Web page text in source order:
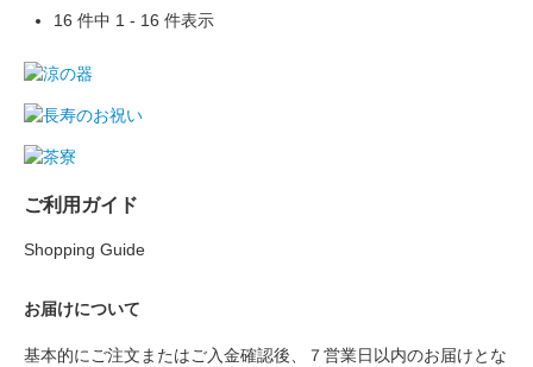
16 件中 1 - 16 件表示
ご利用ガイド
Shopping Guide
お届けについて
基本的にご注文またはご入金確認後、７営業日以内のお届けとな